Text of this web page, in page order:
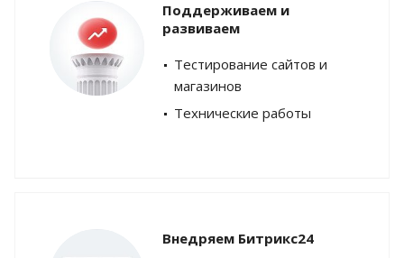
Поддерживаем и
развиваем
Тестирование сайтов и
магазинов
Технические работы
Внедряем Битрикс24